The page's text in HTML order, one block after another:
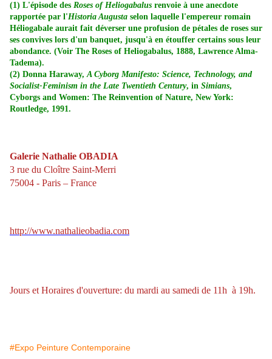
(1) L'épisode des Roses of Heliogabalus renvoie à une anecdote
rapportée par l'Historia Augusta selon laquelle l'empereur romain
Héliogabale aurait fait déverser une profusion de pétales de roses sur
ses convives lors d'un banquet, jusqu'à en étouffer certains sous leur
abondance. (Voir The Roses of Heliogabalus, 1888, Lawrence Alma-
Tadema).
(2) Donna Haraway,A Cyborg Manifesto: Science, Technology, and
Socialist-Feminism in the Late Twentieth Century, in Simians,
Cyborgs and Women: The Reinvention of Nature, New York:
Routledge, 1991.
Galerie Nathalie OBADIA
3 rue du Cloître Saint-Merri
75004 - Paris – France
http://www.nathalieobadia.com
Jours et Horaires d'ouverture: du mardi au samedi de 11h à 19h.
#Expo Peinture Contemporaine